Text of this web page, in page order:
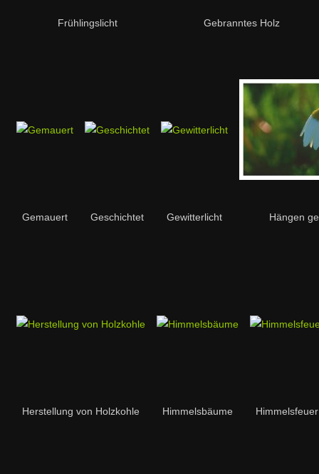
Frühlingslicht Gebranntes Holz
Gemauert Geschichtet Gewitterlicht Hängen
Herstellung von Holzkohle Himmelsbäume Himmelsfeuer